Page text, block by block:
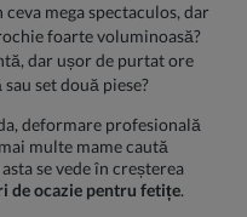
mega spectaculos, dar
foarte voluminoasă?
dar ușor de purtat ore
set două piese?
deformare profesională
multe mame caută
asta se vede în creșterea
de ocazie pentru fetițe.